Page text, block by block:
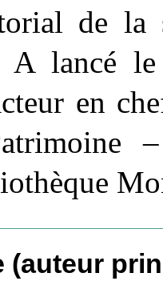
de la
A lancé
en
(auteur